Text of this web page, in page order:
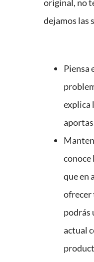
original, no
dejamos las
Piensa
explica
conoce
que en
ofrecer
podrás
actual